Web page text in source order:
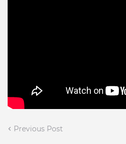
Previous Post